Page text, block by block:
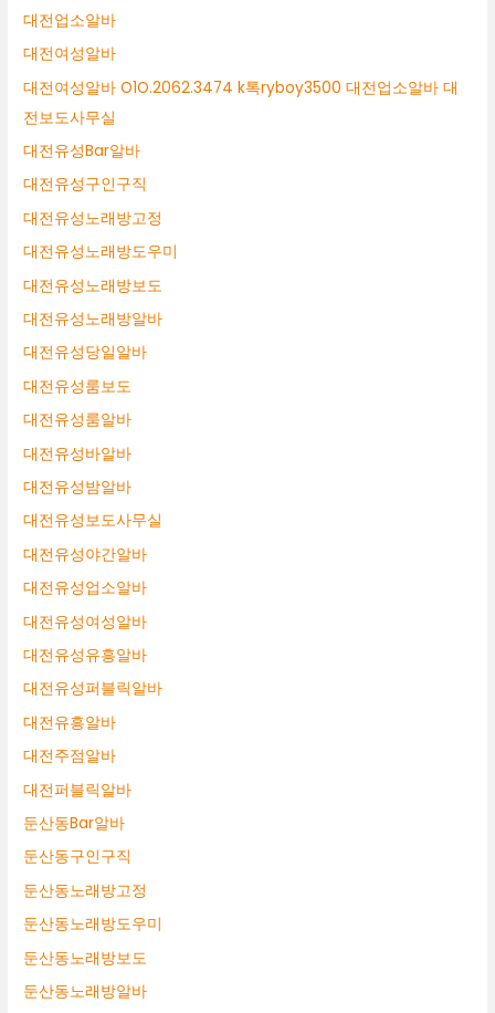
대전업소알바
대전여성알바
대전여성알바 O1O.2062.3474 k톡ryboy3500 대전업소알바 대
전보도사무실
대전유성Bar알바
대전유성구인구직
대전유성노래방고정
대전유성노래방도우미
대전유성노래방보도
대전유성노래방알바
대전유성당일알바
대전유성룸보도
대전유성룸알바
대전유성바알바
대전유성밤알바
대전유성보도사무실
대전유성야간알바
대전유성업소알바
대전유성여성알바
대전유성유흥알바
대전유성퍼블릭알바
대전유흥알바
대전주점알바
대전퍼블릭알바
둔산동Bar알바
둔산동구인구직
둔산동노래방고정
둔산동노래방도우미
둔산동노래방보도
둔산동노래방알바